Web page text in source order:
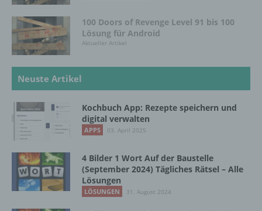
100 Doors of Revenge Level 91 bis 100
Lösung für Android
Aktueller Artikel
Neuste Artikel
Kochbuch App: Rezepte speichern und
digital verwalten
APPS 03. April 2025
4 Bilder 1 Wort Auf der Baustelle
(September 2024) Tägliches Rätsel – Alle
Lösungen
LÖSUNGEN 31. August 2024
Datenschutzgesetze und anderer Bestimmungen
mit datenschutzrechtlichem Charakter ist die:
InnoMobile GmbH
Schlehenweg 20
18069 Lambrechtshagen
DE
Cookies / SessionStorage / LocalStorage
Die Internetseiten verwenden teilweise so
genannte Cookies, LocalStorage und